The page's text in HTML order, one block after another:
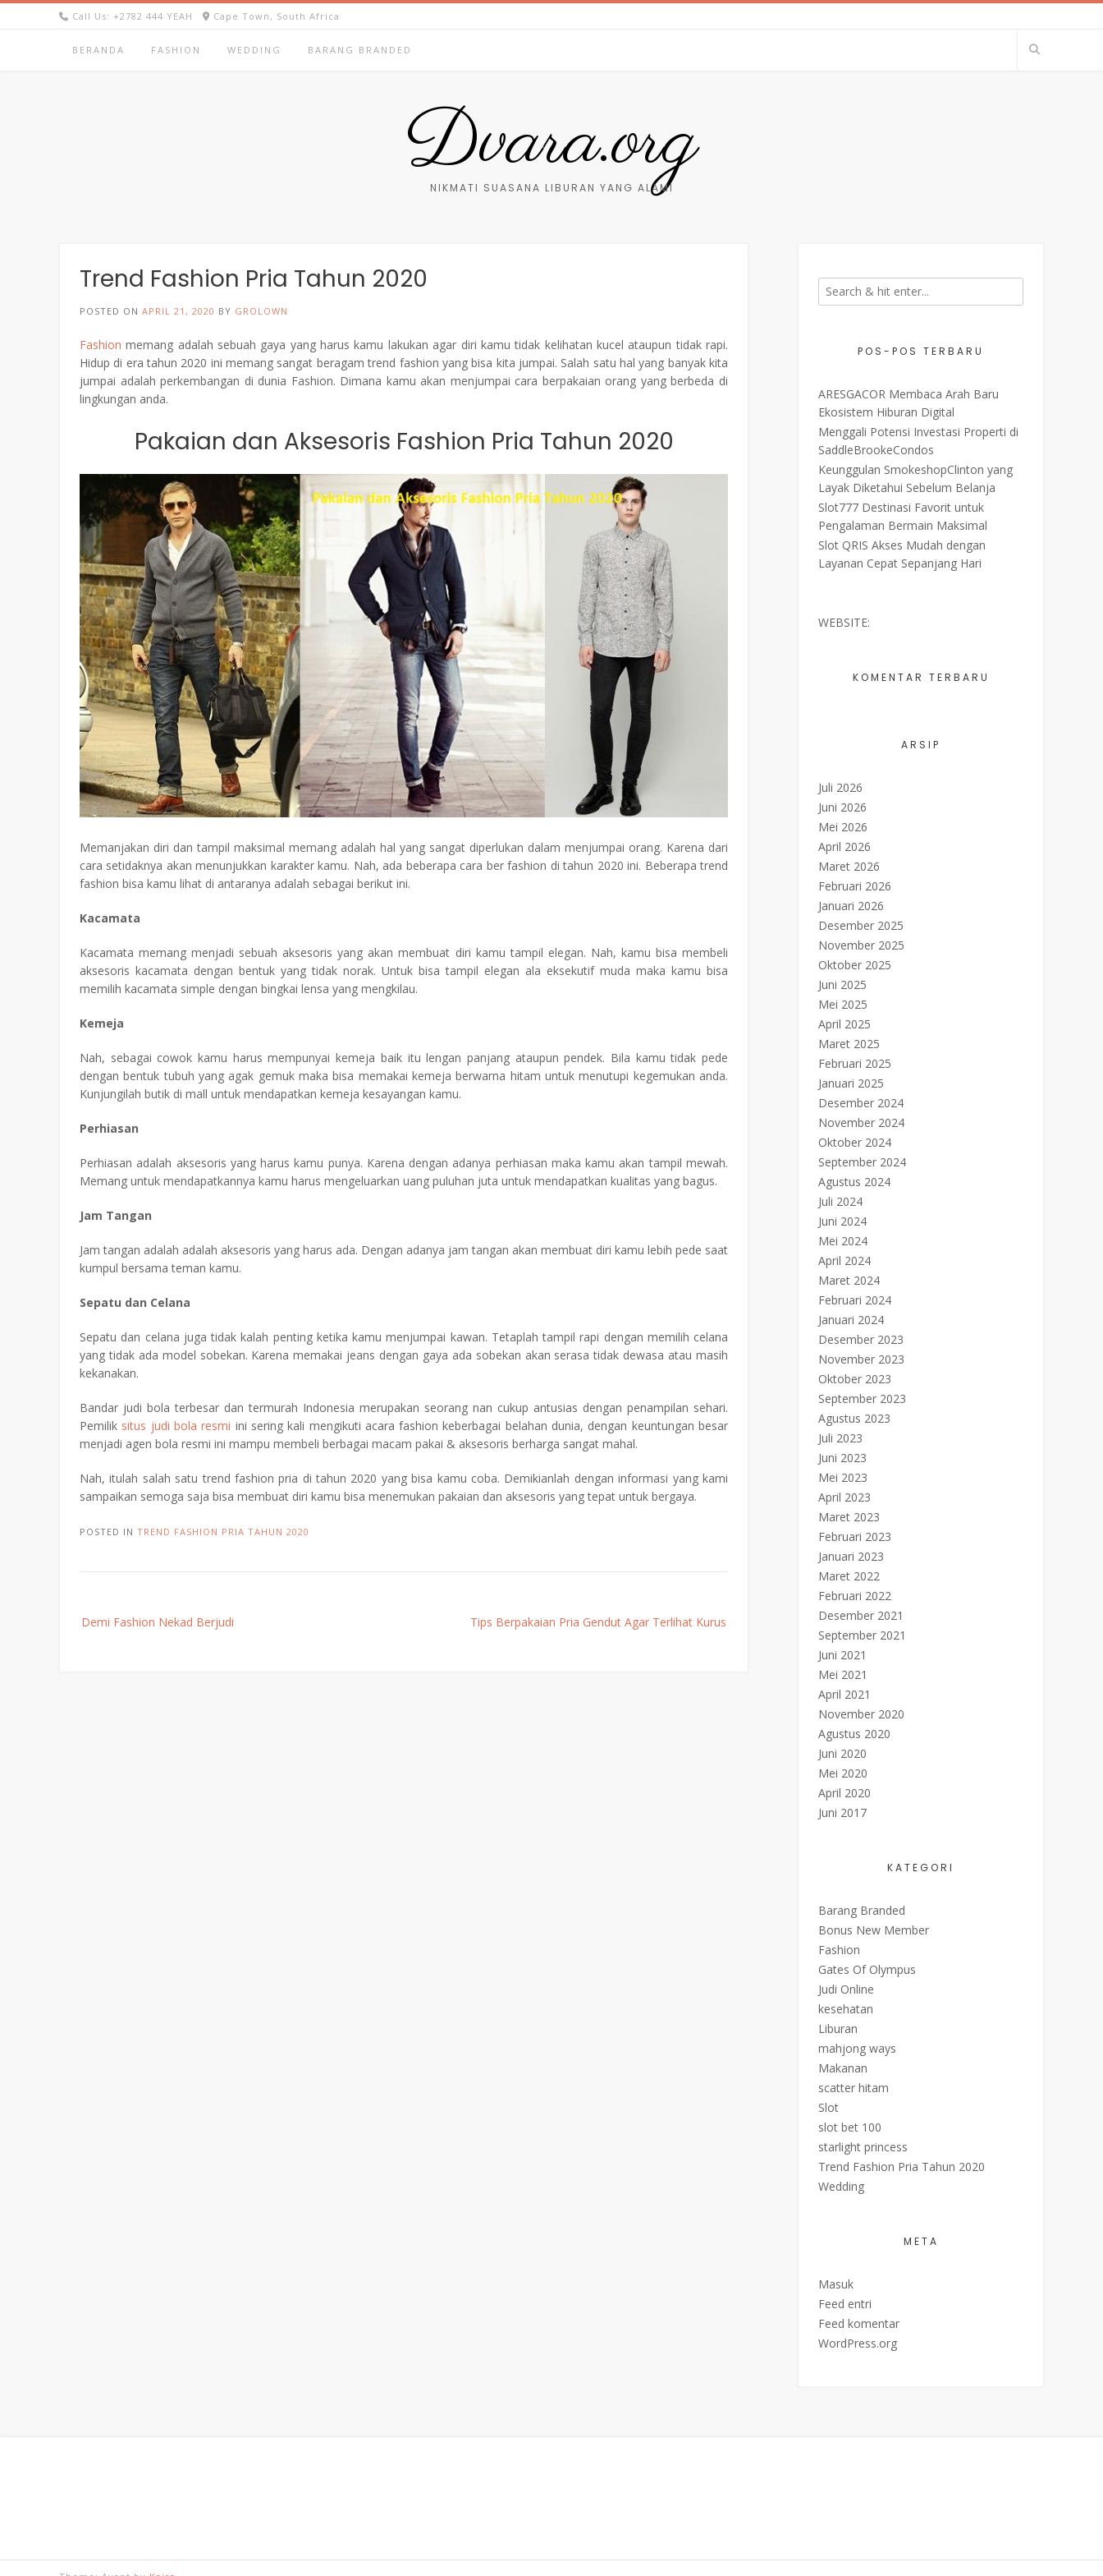
Skip
Call Us: +2782 444 YEAH Cape Town, South Africa
BERANDA FASHION WEDDING BARANG BRANDED
Dvara.org
NIKMATI SUASANA LIBURAN YANG ALAMI
Trend Fashion Pria Tahun 2020
POSTED ON APRIL 21, 2020 BY GROLOWN
Fashion memang adalah sebuah gaya yang harus kamu lakukan agar diri kamu tidak kelihatan kucel ataupun tidak rapi.
Hidup di era tahun 2020 ini memang sangat beragam trend fashion yang bisa kita jumpai. Salah satu hal yang banyak kita
jumpai adalah perkembangan di dunia Fashion. Dimana kamu akan menjumpai cara berpakaian orang yang berbeda di
lingkungan anda.
Pakaian dan Aksesoris Fashion Pria Tahun 2020
Memanjakan diri dan tampil maksimal memang adalah hal yang sangat diperlukan dalam menjumpai orang. Karena dari
cara setidaknya akan menunjukkan karakter kamu. Nah, ada beberapa cara ber fashion di tahun 2020 ini. Beberapa trend
fashion bisa kamu lihat di antaranya adalah sebagai berikut ini.
Kacamata
Kacamata memang menjadi sebuah aksesoris yang akan membuat diri kamu tampil elegan. Nah, kamu bisa membeli
aksesoris kacamata dengan bentuk yang tidak norak. Untuk bisa tampil elegan ala eksekutif muda maka kamu bisa
memilih kacamata simple dengan bingkai lensa yang mengkilau.
Kemeja
Nah, sebagai cowok kamu harus mempunyai kemeja baik itu lengan panjang ataupun pendek. Bila kamu tidak pede
dengan bentuk tubuh yang agak gemuk maka bisa memakai kemeja berwarna hitam untuk menutupi kegemukan anda.
Kunjungilah butik di mall untuk mendapatkan kemeja kesayangan kamu.
Perhiasan
Perhiasan adalah aksesoris yang harus kamu punya. Karena dengan adanya perhiasan maka kamu akan tampil mewah.
Memang untuk mendapatkannya kamu harus mengeluarkan uang puluhan juta untuk mendapatkan kualitas yang bagus.
Jam Tangan
Jam tangan adalah adalah aksesoris yang harus ada. Dengan adanya jam tangan akan membuat diri kamu lebih pede saat
kumpul bersama teman kamu.
Sepatu dan Celana
Sepatu dan celana juga tidak kalah penting ketika kamu menjumpai kawan. Tetaplah tampil rapi dengan memilih celana
yang tidak ada model sobekan. Karena memakai jeans dengan gaya ada sobekan akan serasa tidak dewasa atau masih
kekanakan.
Bandar judi bola terbesar dan termurah Indonesia merupakan seorang nan cukup antusias dengan penampilan sehari.
Pemilik situs judi bola resmi ini sering kali mengikuti acara fashion keberbagai belahan dunia, dengan keuntungan besar
menjadi agen bola resmi ini mampu membeli berbagai macam pakai & aksesoris berharga sangat mahal.
Nah, itulah salah satu trend fashion pria di tahun 2020 yang bisa kamu coba. Demikianlah dengan informasi yang kami
sampaikan semoga saja bisa membuat diri kamu bisa menemukan pakaian dan aksesoris yang tepat untuk bergaya.
POSTED IN TREND FASHION PRIA TAHUN 2020
navigation
Demi Fashion Nekad Berjudi Tips Berpakaian Pria Gendut Agar Terlihat Kurus
POS-POS TERBARU
ARESGACOR Membaca Arah Baru
Ekosistem Hiburan Digital
Menggali Potensi Investasi Properti di
SaddleBrookeCondos
Keunggulan SmokeshopClinton yang
Layak Diketahui Sebelum Belanja
Slot777 Destinasi Favorit untuk
Pengalaman Bermain Maksimal
Slot QRIS Akses Mudah dengan
Layanan Cepat Sepanjang Hari
WEBSITE:
KOMENTAR TERBARU
ARSIP
Juli 2026
Juni 2026
Mei 2026
April 2026
Maret 2026
Februari 2026
Januari 2026
Desember 2025
November 2025
Oktober 2025
Juni 2025
Mei 2025
April 2025
Maret 2025
Februari 2025
Januari 2025
Desember 2024
November 2024
Oktober 2024
September 2024
Agustus 2024
Juli 2024
Juni 2024
Mei 2024
April 2024
Maret 2024
Februari 2024
Januari 2024
Desember 2023
November 2023
Oktober 2023
September 2023
Agustus 2023
Juli 2023
Juni 2023
Mei 2023
April 2023
Maret 2023
Februari 2023
Januari 2023
Maret 2022
Februari 2022
Desember 2021
September 2021
Juni 2021
Mei 2021
April 2021
November 2020
Agustus 2020
Juni 2020
Mei 2020
April 2020
Juni 2017
KATEGORI
Barang Branded
Bonus New Member
Fashion
Gates Of Olympus
Judi Online
kesehatan
Liburan
mahjong ways
Makanan
scatter hitam
Slot
slot bet 100
starlight princess
Trend Fashion Pria Tahun 2020
Wedding
META
Masuk
Feed entri
Feed komentar
WordPress.org